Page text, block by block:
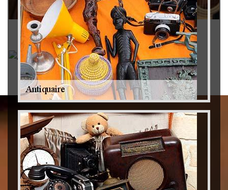
Rachat instrument de musique 79
Achat antiquité 79